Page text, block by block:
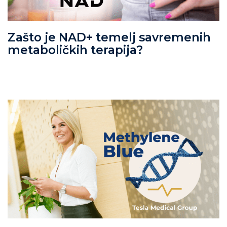
Zašto je NAD+ temelj savremenih
metaboličkih terapija?